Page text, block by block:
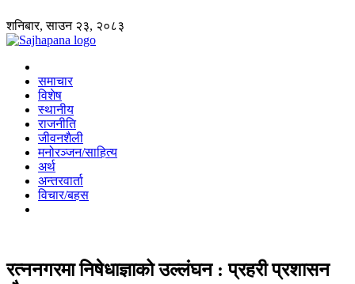
शनिबार, साउन २३, २०८३
समाचार
विशेष
स्थानीय
राजनीति
जीवनशैली
मनोरञ्जन/साहित्य
अर्थ
अन्तरवार्ता
विचार/बहस
रत्ननगरमा निषेधाज्ञाको उल्लंघन : प्रहरी प्रशासन